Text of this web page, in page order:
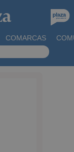
COMARCAS